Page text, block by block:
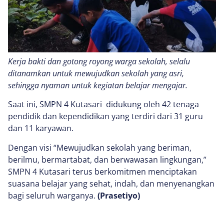
Kerja bakti dan gotong royong warga sekolah, selalu
ditanamkan untuk mewujudkan sekolah yang asri,
sehingga nyaman untuk kegiatan belajar mengajar.
Saat ini, SMPN 4 Kutasari didukung oleh 42 tenaga
pendidik dan kependidikan yang terdiri dari 31 guru
dan 11 karyawan.
Dengan visi “Mewujudkan sekolah yang beriman,
berilmu, bermartabat, dan berwawasan lingkungan,”
SMPN 4 Kutasari terus berkomitmen menciptakan
suasana belajar yang sehat, indah, dan menyenangkan
bagi seluruh warganya. (Prasetiyo)